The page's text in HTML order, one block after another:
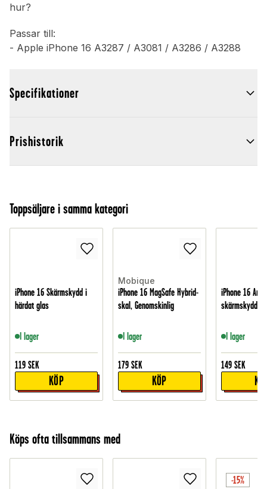
hur?
Passar till:
- Apple iPhone 16 A3287 / A3081 / A3286 / A3288
Specifikationer
Prishistorik
Toppsäljare i samma kategori
iPhone 16 Skärmskydd i
härdat glas
I lager
119 SEK
KÖP
Mobique
iPhone 16 MagSafe Hybrid-
skal, Genomskinlig
I lager
179 SEK
KÖP
iPhone 16
skärmskydd i
I lager
149 SEK
Köps ofta tillsammans med
-15%